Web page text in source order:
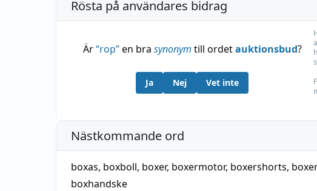
Rösta på användares bidrag
Är“rop”en bra synonym till ordetauktionsbud?
Ja Nej Vet inte
Nästkommande ord
boxas, boxboll, boxer, boxermotor, boxershorts,
boxhandske